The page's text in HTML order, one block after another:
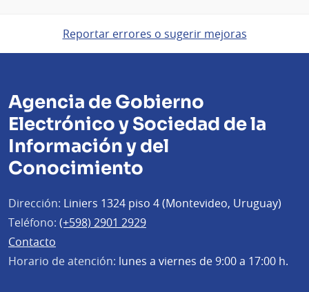
Reportar errores o sugerir mejoras
Agencia de Gobierno
Electrónico y Sociedad de la
Información y del
Conocimiento
Dirección: Liniers 1324 piso 4 (Montevideo, Uruguay)
Teléfono: (+598) 2901 2929
Contacto
Horario de atención: lunes a viernes de 9:00 a 17:00 h.